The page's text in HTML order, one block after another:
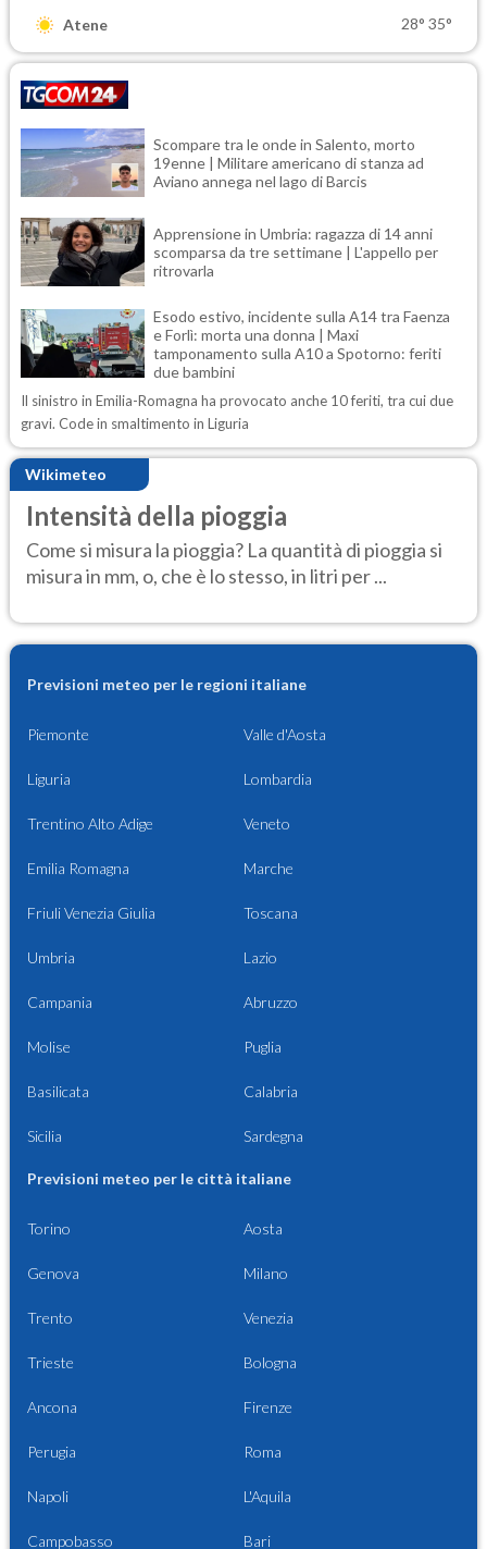
Atene 28° 35°
Scompare tra le onde in Salento, morto
19enne | Militare americano di stanza ad
Aviano annega nel lago di Barcis
Apprensione in Umbria: ragazza di 14 anni
scomparsa da tre settimane | L'appello per
ritrovarla
Esodo estivo, incidente sulla A14 tra Faenza
e Forlì: morta una donna | Maxi
tamponamento sulla A10 a Spotorno: feriti
due bambini
Il sinistro in Emilia-Romagna ha provocato anche 10 feriti, tra cui due
gravi. Code in smaltimento in Liguria
Wikimeteo
Intensità della pioggia
Come si misura la pioggia? La quantità di pioggia si
misura in mm, o, che è lo stesso, in litri per ...
Previsioni meteo per le regioni italiane
Piemonte Valle d'Aosta
Liguria Lombardia
Trentino Alto Adige Veneto
Emilia Romagna Marche
Friuli Venezia Giulia Toscana
Umbria Lazio
Campania Abruzzo
Molise Puglia
Basilicata Calabria
Sicilia Sardegna
Previsioni meteo per le città italiane
Torino Aosta
Genova Milano
Trento Venezia
Trieste Bologna
Ancona Firenze
Perugia Roma
Napoli L'Aquila
Campobasso Bari